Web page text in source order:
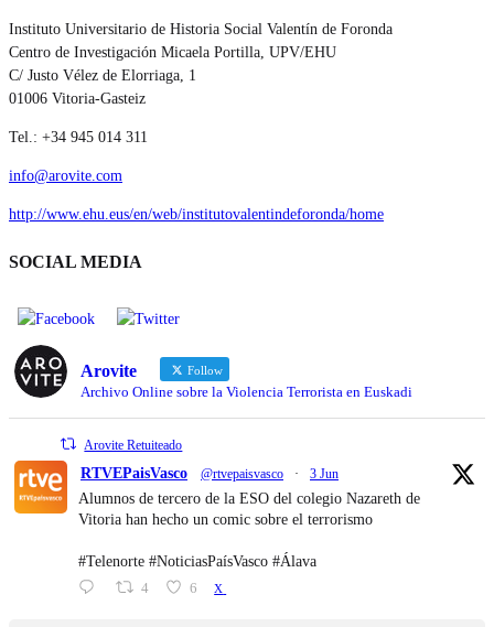
Instituto Universitario de Historia Social Valentín de Foronda
Centro de Investigación Micaela Portilla, UPV/EHU
C/ Justo Vélez de Elorriaga, 1
01006 Vitoria-Gasteiz
Tel.: +34 945 014 311
info@arovite.com
http://www.ehu.eus/en/web/institutovalentindeforonda/home
SOCIAL MEDIA
Arovite Follow
Archivo Online sobre la Violencia Terrorista en Euskadi
Arovite Retuiteado
RTVEPaisVasco @rtvepaisvasco · 3 Jun
Alumnos de tercero de la ESO del colegio Nazareth de
Vitoria han hecho un comic sobre el terrorismo
#Telenorte #NoticiasPaísVasco #Álava
4 6 X